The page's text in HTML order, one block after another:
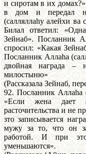
и сиротам в их
в дом и передал
(салляллаhу алейхи
Билал ответил:
Зейнаб». Посланник
спросил: «Какая
Посланник Аллаhа
двойная награда –
милостыню»
(Рассказала Зейнаб,
92. Посланник Аллаhа
«Если жена дает
расточительства и не
зто записывается
мужу за то, что он
работой. И при
уменьшаются».